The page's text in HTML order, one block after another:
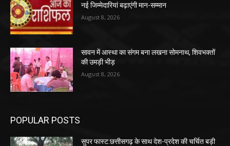
नई जिम्मेदारियां बढ़ाएंगी मान-सम्मान
August 8, 2026
सावन में आस्था का संगम बना लखना सोमनाथ, शिवभक्तों
की उमड़ी भीड़
August 8, 2026
POPULAR POSTS
सुपर फास्ट:छत्तीसगढ़ के साथ देश-प्रदेश की चर्चित बड़ी